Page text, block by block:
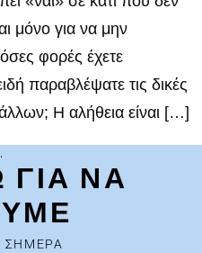
μόνο για να μην
φορές έχετε
παραβλέψατε τις δικές
Η αλήθεια είναι […]
ΓΙΑ ΝΑ
ΣΗΜΕΡΑ